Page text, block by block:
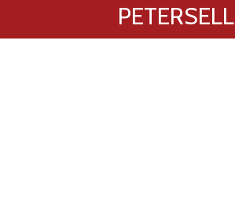
PETERSELL